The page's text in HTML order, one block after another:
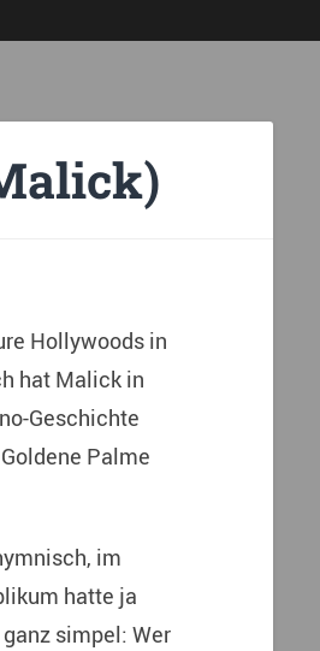
Hollywoods in
hat Malick in
Geschichte
Palme
im
hatte ja
simpel: Wer